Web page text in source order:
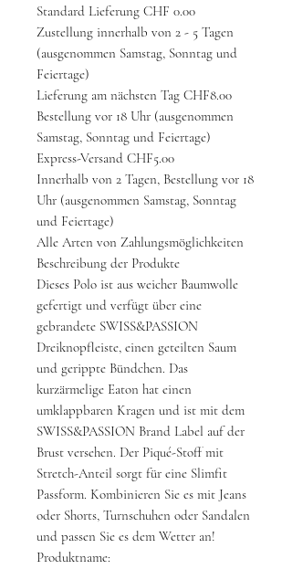
Standard Lieferung CHF 0.00
Zustellung innerhalb von 2 - 5 Tagen
(ausgenommen Samstag, Sonntag und
Feiertage)
Lieferung am nächsten Tag CHF8.00
Bestellung vor 18 Uhr (ausgenommen
Samstag, Sonntag und Feiertage)
Express-Versand CHF5.00
Innerhalb von 2 Tagen, Bestellung vor 18
Uhr (ausgenommen Samstag, Sonntag
und Feiertage)
Alle Arten von Zahlungsmöglichkeiten
Beschreibung der Produkte
Dieses Polo ist aus weicher Baumwolle
gefertigt und verfügt über eine
gebrandete SWISS&PASSION
Dreiknopfleiste, einen geteilten Saum
und gerippte Bündchen. Das
kurzärmelige Eaton hat einen
umklappbaren Kragen und ist mit dem
SWISS&PASSION Brand Label auf der
Brust versehen. Der Piqué-Stoff mit
Stretch-Anteil sorgt für eine Slimfit
Passform. Kombinieren Sie es mit Jeans
oder Shorts, Turnschuhen oder Sandalen
und passen Sie es dem Wetter an!
Produktname: